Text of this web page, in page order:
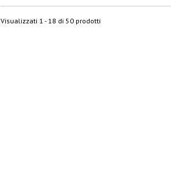
Visualizzati 1 - 18 di 50 prodotti